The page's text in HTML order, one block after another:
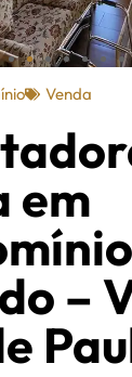
Venda
em
–